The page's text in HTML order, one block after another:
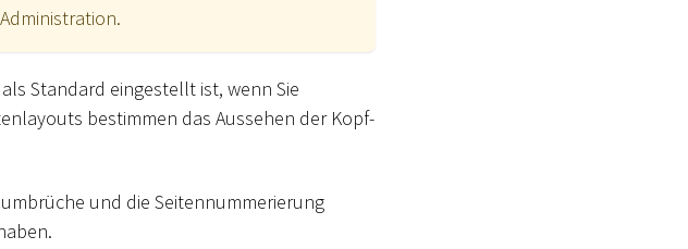
Standard eingestellt ist, wenn Sie
bestimmen das Aussehen der Kopf-
und die Seitennummerierung